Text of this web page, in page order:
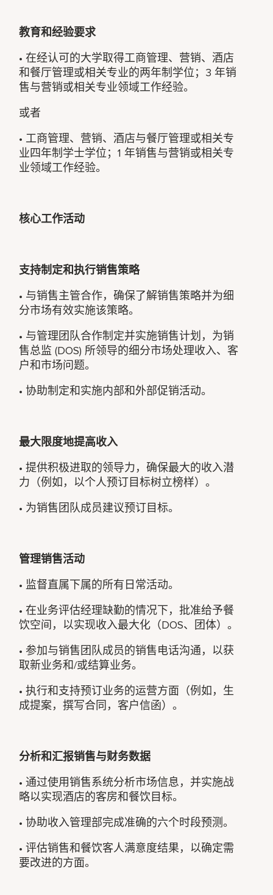
教育和经验要求
• 在经认可的大学取得工商管理、营销、酒店
和餐厅管理或相关专业的两年制学位；3 年销
售与营销或相关专业领域工作经验。
或者
• 工商管理、营销、酒店与餐厅管理或相关专
业四年制学士学位；1 年销售与营销或相关专
业领域工作经验。
核心工作活动
支持制定和执行销售策略
• 与销售主管合作，确保了解销售策略并为细
分市场有效实施该策略。
• 与管理团队合作制定并实施销售计划，为销
售总监 (DOS) 所领导的细分市场处理收入、客
户和市场问题。
• 协助制定和实施内部和外部促销活动。
最大限度地提高收入
• 提供积极进取的领导力，确保最大的收入潜
力（例如，以个人预订目标树立榜样）。
• 为销售团队成员建议预订目标。
管理销售活动
• 监督直属下属的所有日常活动。
• 在业务评估经理缺勤的情况下，批准给予餐
饮空间，以实现收入最大化（DOS、团体）。
• 参加与销售团队成员的销售电话沟通，以获
取新业务和/或结算业务。
• 执行和支持预订业务的运营方面（例如，生
成提案，撰写合同，客户信函）。
分析和汇报销售与财务数据
• 通过使用销售系统分析市场信息，并实施战
略以实现酒店的客房和餐饮目标。
• 协助收入管理部完成准确的六个时段预测。
• 评估销售和餐饮客人满意度结果，以确定需
要改进的方面。